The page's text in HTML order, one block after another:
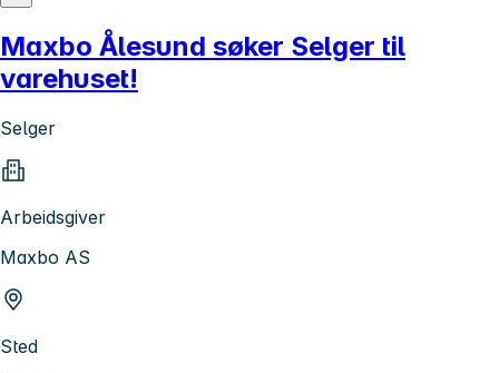
Maxbo Ålesund søker Selger til
varehuset!
Selger
Arbeidsgiver
Maxbo AS
Sted